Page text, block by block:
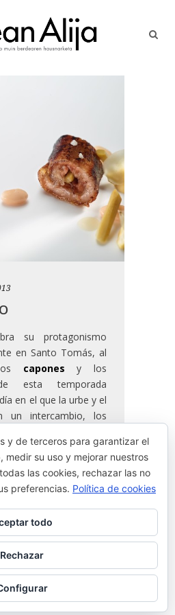
su protagonismo
en Santo Tomás, al
capones
y los
esta temporada
en el que la urbe y el
un intercambio, los
Euskal Herria sus
para venderlos en
y de terceros para garantizar el
medir su uso y mejorar nuestros
las cookies, rechazar las no
preferencias. Política de cookies
todo
Rechazar